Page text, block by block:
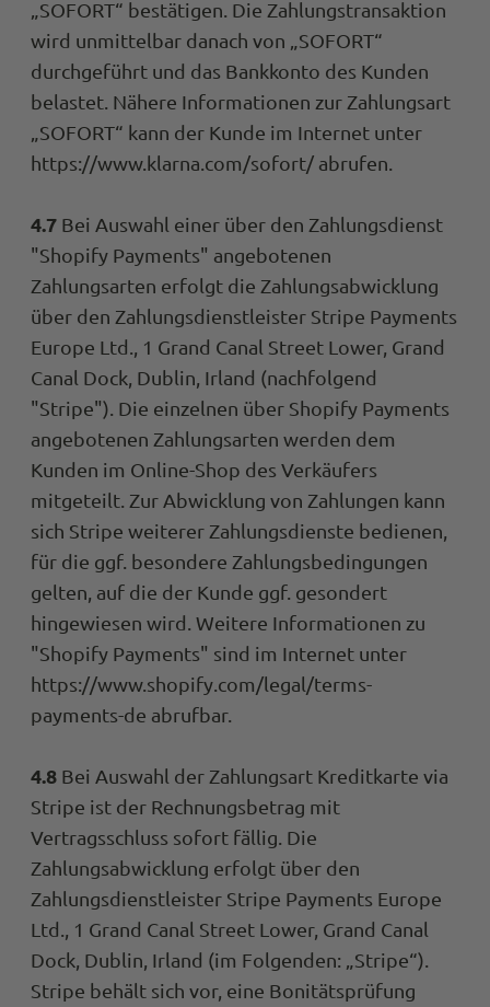
„SOFORT“ bestätigen. Die Zahlungstransaktion
wird unmittelbar danach von „SOFORT“
durchgeführt und das Bankkonto des Kunden
belastet. Nähere Informationen zur Zahlungsart
„SOFORT“ kann der Kunde im Internet unter
https://www.klarna.com/sofort/ abrufen.
4.7 Bei Auswahl einer über den Zahlungsdienst
"Shopify Payments" angebotenen
Zahlungsarten erfolgt die Zahlungsabwicklung
über den Zahlungsdienstleister Stripe Payments
Europe Ltd., 1 Grand Canal Street Lower, Grand
Canal Dock, Dublin, Irland (nachfolgend
"Stripe"). Die einzelnen über Shopify Payments
angebotenen Zahlungsarten werden dem
Kunden im Online-Shop des Verkäufers
mitgeteilt. Zur Abwicklung von Zahlungen kann
sich Stripe weiterer Zahlungsdienste bedienen,
für die ggf. besondere Zahlungsbedingungen
gelten, auf die der Kunde ggf. gesondert
hingewiesen wird. Weitere Informationen zu
"Shopify Payments" sind im Internet unter
https://www.shopify.com/legal/terms-
payments-de abrufbar.
4.8 Bei Auswahl der Zahlungsart Kreditkarte via
Stripe ist der Rechnungsbetrag mit
Vertragsschluss sofort fällig. Die
Zahlungsabwicklung erfolgt über den
Zahlungsdienstleister Stripe Payments Europe
Ltd., 1 Grand Canal Street Lower, Grand Canal
Dock, Dublin, Irland (im Folgenden: „Stripe“).
Stripe behält sich vor, eine Bonitätsprüfung
Verifizierter Kunde
test test test
Hilfreich? Ja Teilen
Facebook
Aachen, Deutschland,
Anonym
Verifizierter Kunde
Die Hose passt super. Das Preis-
Leitungsverhältnis stimmt. Schnelle
Es ist schon die 4. Hose, die ich gekauft
Kann Euch weiterempfehlen.
Hilfreich ? Ja Teilen
Facebook
Bergisch Gladbach,
Trusted Shops
Alles Top. Wie immer!
Teilen
Twitter
Facebook
Quelle
M P
Trusted Shops
sehr guten Eindruck, time will tell.
Teilen
Anonymous
Trusted Shops
Kann nur weiterempfehlen Top Service,
Lieferung. Die Produkte sind top
professionell verpackt. Werde wieder
Teilen
Twitter
Facebook